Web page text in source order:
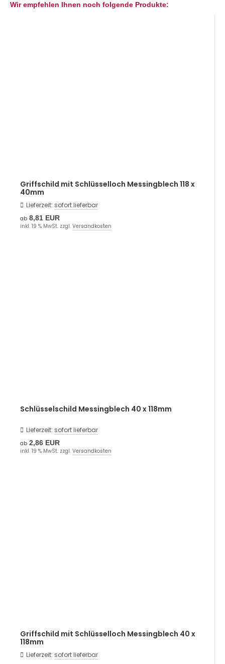
Wir empfehlen Ihnen noch folgende Produkte:
Griffschild mit Schlüsselloch Messingblech 118 x
40mm
Lieferzeit: sofort lieferbar
ab 8,81 EUR
inkl. 19 % MwSt. zzgl. Versandkosten
Schlüsselschild Messingblech 40 x 118mm
Lieferzeit: sofort lieferbar
ab 2,86 EUR
inkl. 19 % MwSt. zzgl. Versandkosten
Griffschild mit Schlüsselloch Messingblech 40 x
118mm
Lieferzeit: sofort lieferbar